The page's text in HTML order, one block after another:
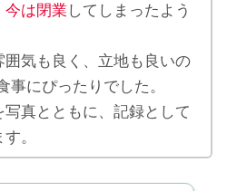
今は閉業 してしまったよう
囲気も良く、立地も良いの
事にぴったりでした。
写真とともに、記録として
。